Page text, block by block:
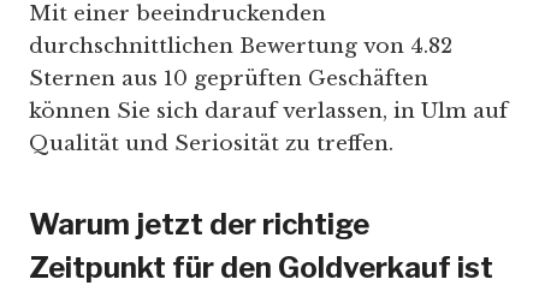
Mit einer beeindruckenden
durchschnittlichen Bewertung von 4.82
Sternen aus 10 geprüften Geschäften
können Sie sich darauf verlassen, in Ulm auf
Qualität und Seriosität zu treffen.
Warum jetzt der richtige
Zeitpunkt für den Goldverkauf ist